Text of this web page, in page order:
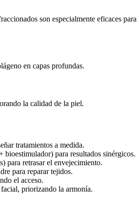
son especialmente eficaces para
en capas profundas.
la calidad de la piel.
tratamientos a medida.
bioestimulador) para resultados sinérgicos.
para retrasar el envejecimiento.
para reparar tejidos.
el acceso.
priorizando la armonía.